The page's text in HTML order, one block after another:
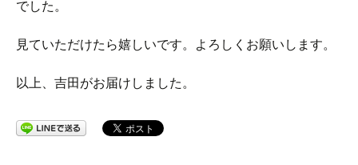
でした。
見ていただけたら嬉しいです。よろしくお願いします。
以上、吉田がお届けしました。